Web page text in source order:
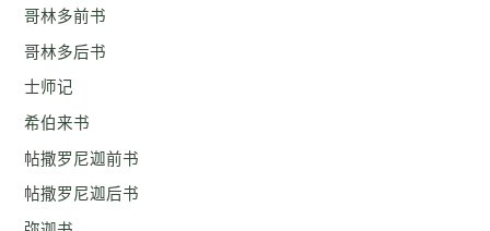
哥林多前书
哥林多后书
士师记
希伯来书
帖撒罗尼迦前书
帖撒罗尼迦后书